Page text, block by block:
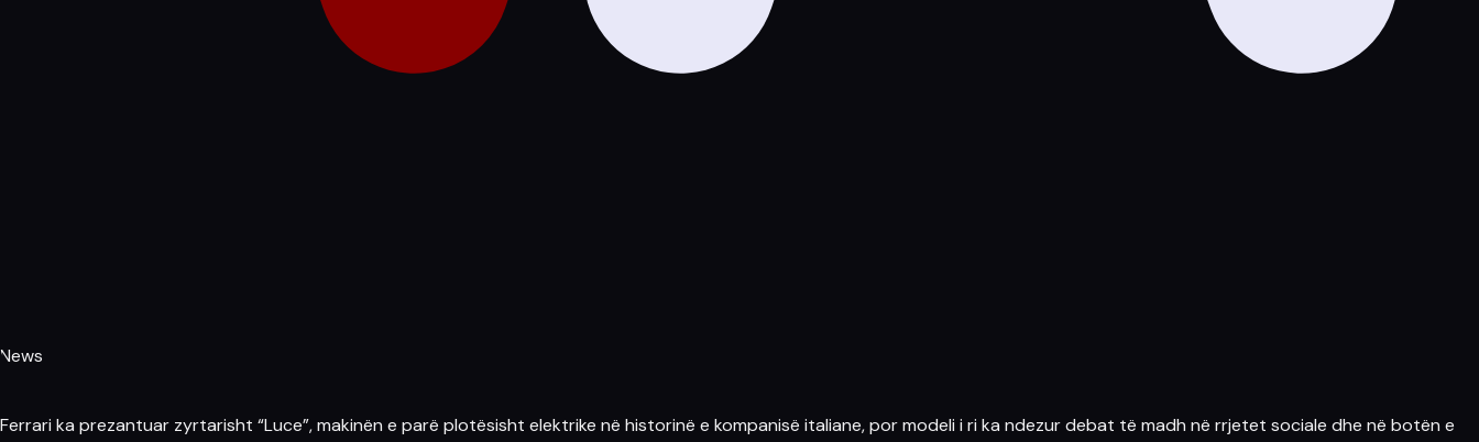
News
Ferrari ka prezantuar zyrtarisht “Luce”, makinën e parë plotësisht elektrike në historinë e kompanisë italiane, por modeli i ri ka ndezur debat të madh në rrjetet sociale dhe në botën e